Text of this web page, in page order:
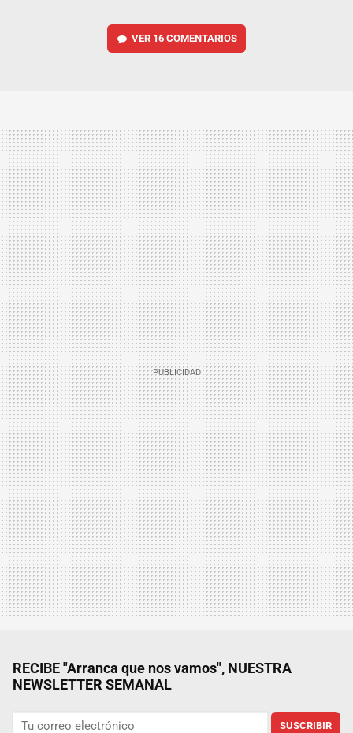
VER 16 COMENTARIOS
RECIBE "Arranca que nos vamos", NUESTRA
NEWSLETTER SEMANAL
SUSCRIBIR